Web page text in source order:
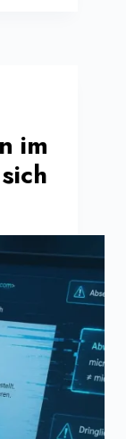
im